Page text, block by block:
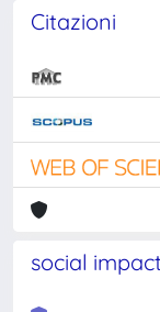
Citazioni
social impact